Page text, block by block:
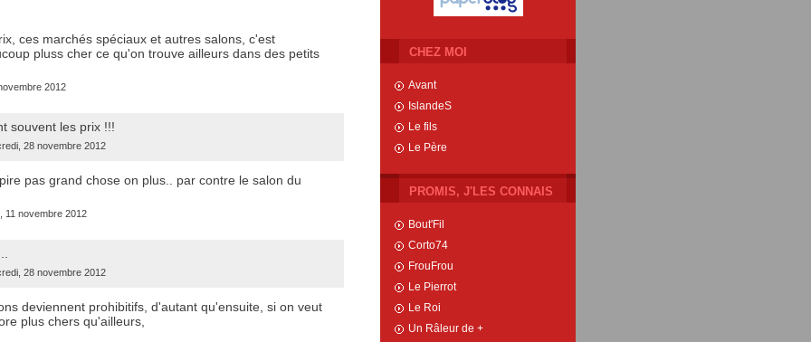
CHEZ MOI
Avant
IslandeS
Le fils
Le Père
PROMIS, J'LES CONNAIS
Bout'Fil
Corto74
FrouFrou
Le Pierrot
Le Roi
Un Râleur de +
ces marchés spéciaux et autres salons, c'est
pluss cher ce qu'on trouve ailleurs dans des petits
2012
souvent les prix !!!
28 novembre 2012
pas grand chose on plus.. par contre le salon du
11 novembre 2012
28 novembre 2012
deviennent prohibitifs, d'autant qu'ensuite, si on veut
plus chers qu'ailleurs,